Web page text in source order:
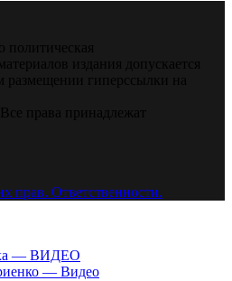
издания допускается
размещении гиперссылки на
права принадлежат
прав. Ответственности.
— ВИДЕО
— Видео